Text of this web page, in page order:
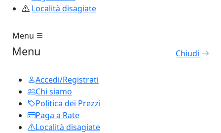
Località disagiate
Menu
Menu Chiudi
Accedi/Registrati
Chi siamo
Politica dei Prezzi
Paga a Rate
Località disagiate